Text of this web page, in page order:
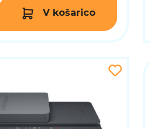
V košarico